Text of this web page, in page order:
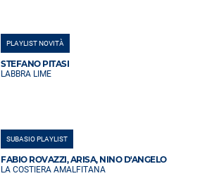
PLAYLIST NOVITÀ
STEFANO PITASI
LABBRA LIME
SUBASIO PLAYLIST
FABIO ROVAZZI, ARISA, NINO D'ANGELO
LA COSTIERA AMALFITANA